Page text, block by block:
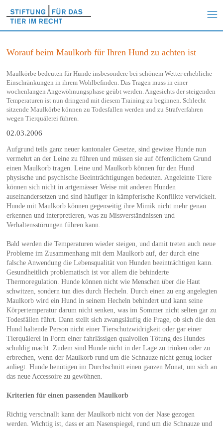
Worauf beim Maulkorb für Ihren Hund zu achten ist
Maulkörbe bedeuten für Hunde insbesondere bei schönem Wetter erhebliche
Einschränkungen in ihrem Wohlbefinden. Das Tragen muss in einer
wochenlangen Angewöhnungsphase geübt werden. Angesichts der steigenden
Temperaturen ist nun dringend mit diesem Training zu beginnen. Schlecht
sitzende Maulkörbe können zu Todesfallen werden und zu Strafverfahren
wegen Tierquälerei führen.
02.03.2006
Aufgrund teils ganz neuer kantonaler Gesetze, sind gewisse Hunde nun
vermehrt an der Leine zu führen und müssen sie auf öffentlichem Grund
einen Maulkorb tragen. Leine und Maulkorb können für den Hund
physische und psychische Beeinträchtigungen bedeuten. Angeleinte Tiere
können sich nicht in artgemässer Weise mit anderen Hunden
auseinandersetzen und sind häufiger in kämpferische Konflikte verwickelt.
Hunde mit Maulkorb können gegenseitig ihre Mimik nicht mehr genau
erkennen und interpretieren, was zu Missverständnissen und
Verhaltensstörungen führen kann.
Bald werden die Temperaturen wieder steigen, und damit treten auch neue
Probleme im Zusammenhang mit dem Maulkorb auf, der durch eine
falsche Anwendung die Lebensqualität von Hunden beeinträchtigen kann.
Gesundheitlich problematisch ist vor allem die behinderte
Thermoregulation. Hunde können nicht wie Menschen über die Haut
schwitzen, sondern tun dies durch Hecheln. Durch einen zu eng angelegten
Maulkorb wird ein Hund in seinem Hecheln behindert und kann seine
Körpertemperatur darum nicht senken, was im Sommer nicht selten gar zu
Todesfällen führt. Dann stellt sich zwangsläufig die Frage, ob sich die den
Hund haltende Person nicht einer Tierschutzwidrigkeit oder gar einer
Tierquälerei in Form einer fahrlässigen qualvollen Tötung des Hundes
schuldig macht. Zudem sind Hunde nicht in der Lage zu trinken oder zu
erbrechen, wenn der Maulkorb rund um die Schnauze nicht genug locker
anliegt. Hunde benötigen im Durchschnitt einen ganzen Monat, um sich an
das neue Accessoire zu gewöhnen.
Kriterien für einen passenden Maulkorb
Richtig verschnallt kann der Maulkorb nicht von der Nase gezogen
werden. Wichtig ist, dass er am Nasenspiegel, rund um die Schnauze und